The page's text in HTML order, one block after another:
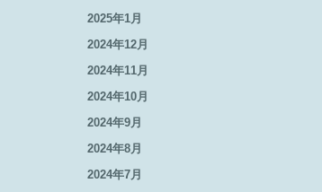
2025年1月
2024年12月
2024年11月
2024年10月
2024年9月
2024年8月
2024年7月